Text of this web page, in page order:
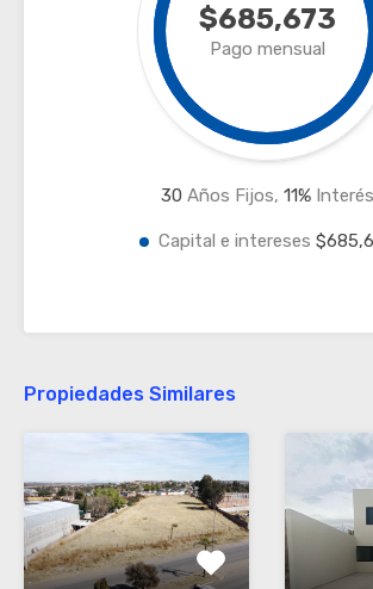
$685,673
Pago mensual
30 Años Fijos, 11%Interés
Capital e intereses
Propiedades Similares